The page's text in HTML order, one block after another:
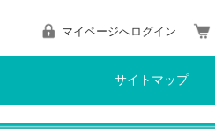
マイページへログイン
サイトマップ